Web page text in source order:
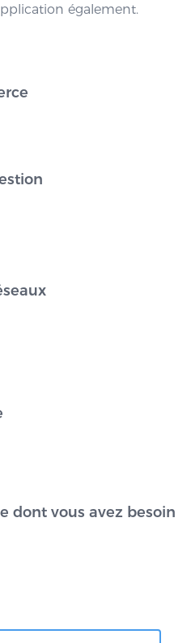
également.
dont vous avez besoin